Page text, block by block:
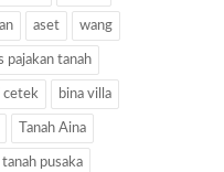
aset wang
pajakan tanah
cetek bina villa
Tanah Aina
tanah pusaka